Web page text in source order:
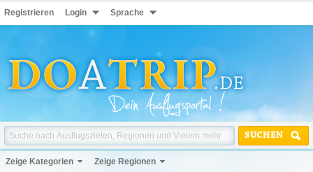
Registrieren Login Sprache
SUCHEN
Zeige Kategorien Zeige Regionen